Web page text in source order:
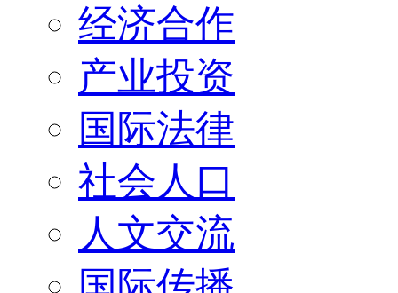
经济合作
产业投资
国际法律
社会人口
人文交流